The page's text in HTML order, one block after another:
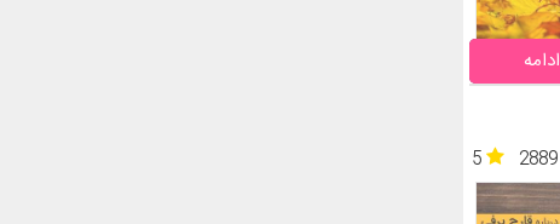
ادامه
5
2889